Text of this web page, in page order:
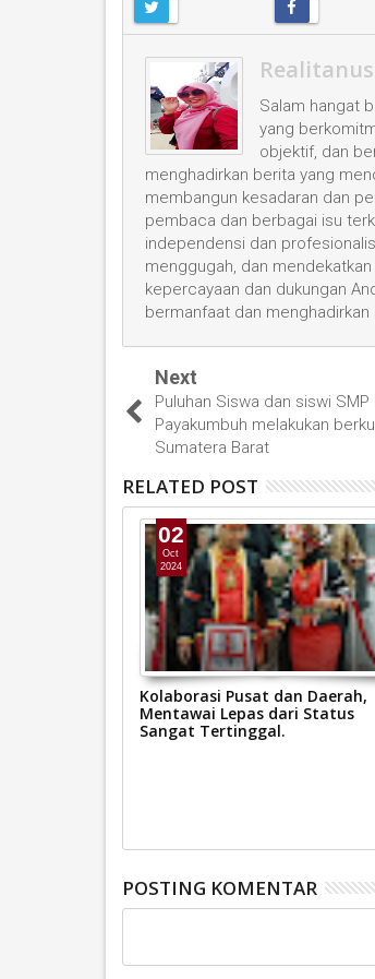
Salam hangat
yang
objektif, dan
menghadirkan berita yang
membangun kesadaran dan
pembaca dan berbagai isu
independensi dan
menggugah, dan
kepercayaan dan dukungan
bermanfaat dan
Next
Puluhan Siswa dan siswi SMP
Payakumbuh melakukan
Sumatera Barat
RELATED POST
02
Oct
2024
Kolaborasi Pusat dan Daerah,
Mentawai Lepas dari Status
Sangat Tertinggal.
POSTING KOMENTAR